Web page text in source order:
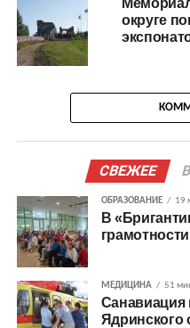
округе
СВЕЖЕЕ
ОБРАЗОВАНИЕ 19
В
грамотности
МЕДИЦИНА 51
Санавиация
Ядринского